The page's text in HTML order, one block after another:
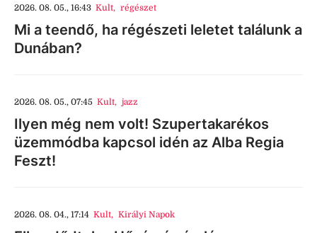
2026. 08. 05., 16:43 Kult, régészet
Mi a teendő, ha régészeti leletet találunk a
Dunában?
2026. 08. 05., 07:45 Kult, jazz
Ilyen még nem volt! Szupertakarékos
üzemmódba kapcsol idén az Alba Regia
Feszt!
2026. 08. 04., 17:14 Kult, Királyi Napok